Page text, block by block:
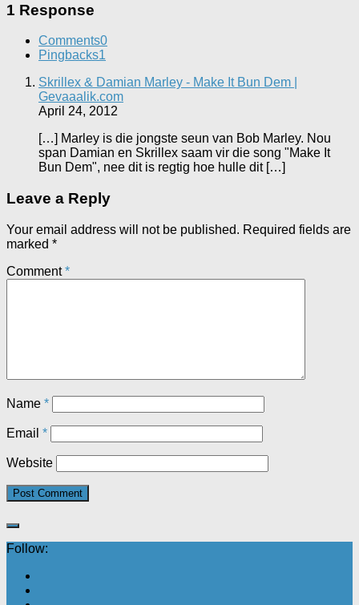
1 Response
Comments0
Pingbacks1
Skrillex & Damian Marley - Make It Bun Dem |
Gevaaalik.com
April 24, 2012
[…] Marley is die jongste seun van Bob Marley. Nou
span Damian en Skrillex saam vir die song "Make It
Bun Dem", nee dit is regtig hoe hulle dit […]
Leave a Reply
Your email address will not be published. Required fields are
marked *
Comment*
Name *
Email *
Website
Follow: